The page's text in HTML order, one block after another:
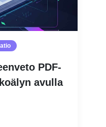
PDF-
avulla